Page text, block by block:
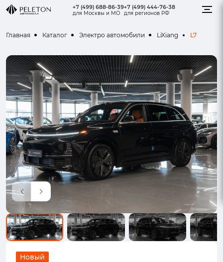
+7 (499) 688-86-39
для Москвы и МО
+7 (499) 444-76-38
для регионов РФ
Главная Каталог Электро автомобили LiXiang L7
Новый